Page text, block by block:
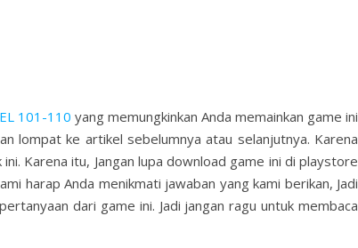
101-110 yang memungkinkan Anda memainkan game ini
lompat ke artikel sebelumnya atau selanjutnya. Karena
Karena itu, Jangan lupa download game ini di playstore
harap Anda menikmati jawaban yang kami berikan, Jadi
dari game ini. Jadi jangan ragu untuk membaca